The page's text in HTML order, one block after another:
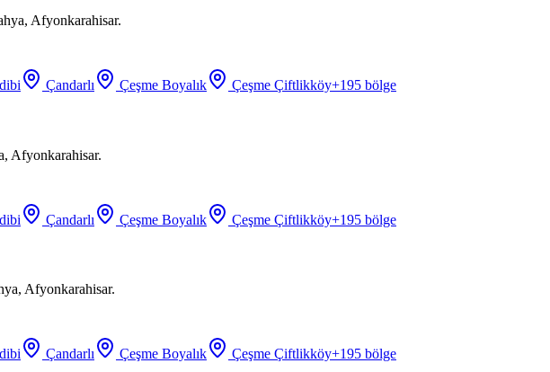
Afyonkarahisar.
Çandarlı Çeşme Boyalık Çeşme Çiftlikköy+195 bölge
Afyonkarahisar.
Çandarlı Çeşme Boyalık Çeşme Çiftlikköy+195 bölge
Afyonkarahisar.
Çandarlı Çeşme Boyalık Çeşme Çiftlikköy+195 bölge